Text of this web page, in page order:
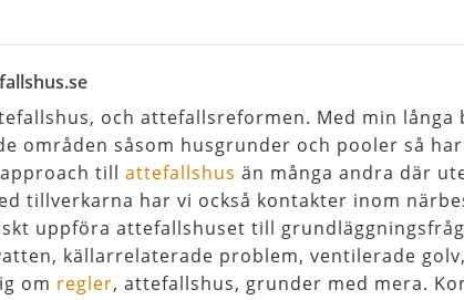
och attefallsreformen. Med min långa
områden såsom husgrunder och pooler så
till attefallshus än många andra där
tillverkarna har vi också kontakter inom
uppföra attefallshuset till
källarrelaterade problem, ventilerade
om regler, attefallshus, grunder med mera.